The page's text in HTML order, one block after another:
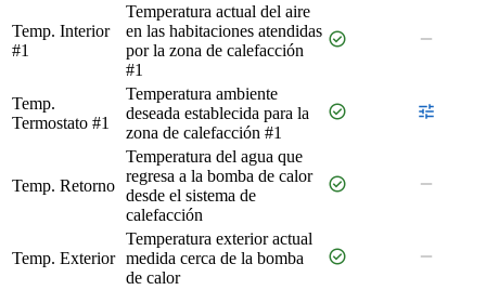
Temp. Interior
#1
Temperatura actual del aire
en las habitaciones atendidas
por la zona de calefacción
#1
check_circle remove
Temp.
Termostato #1
Temperatura ambiente
deseada establecida para la
zona de calefacción #1
check_circle tune
Temp. Retorno
Temperatura del agua que
regresa a la bomba de calor
desde el sistema de
calefacción
check_circle remove
Temp. Exterior
Temperatura exterior actual
medida cerca de la bomba
de calor
check_circle remove